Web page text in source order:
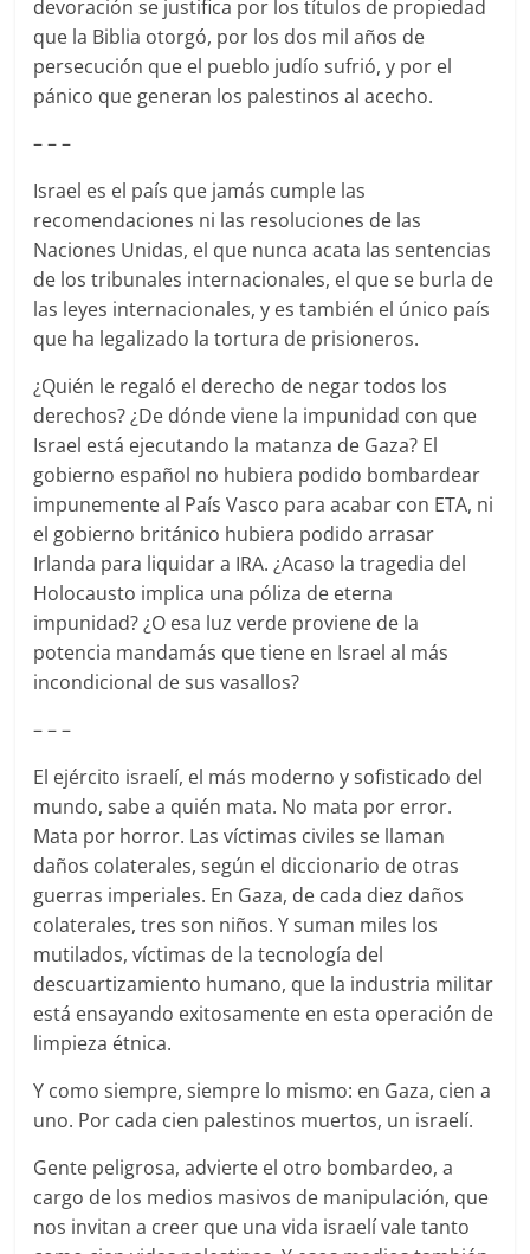
devoración se justifica por los títulos de propiedad
que la Biblia otorgó, por los dos mil años de
persecución que el pueblo judío sufrió, y por el
pánico que generan los palestinos al acecho.
– – –
Israel es el país que jamás cumple las
recomendaciones ni las resoluciones de las
Naciones Unidas, el que nunca acata las sentencias
de los tribunales internacionales, el que se burla de
las leyes internacionales, y es también el único país
que ha legalizado la tortura de prisioneros.
¿Quién le regaló el derecho de negar todos los
derechos? ¿De dónde viene la impunidad con que
Israel está ejecutando la matanza de Gaza? El
gobierno español no hubiera podido bombardear
impunemente al País Vasco para acabar con ETA, ni
el gobierno británico hubiera podido arrasar
Irlanda para liquidar a IRA. ¿Acaso la tragedia del
Holocausto implica una póliza de eterna
impunidad? ¿O esa luz verde proviene de la
potencia mandamás que tiene en Israel al más
incondicional de sus vasallos?
– – –
El ejército israelí, el más moderno y sofisticado del
mundo, sabe a quién mata. No mata por error.
Mata por horror. Las víctimas civiles se llaman
daños colaterales, según el diccionario de otras
guerras imperiales. En Gaza, de cada diez daños
colaterales, tres son niños. Y suman miles los
mutilados, víctimas de la tecnología del
descuartizamiento humano, que la industria militar
está ensayando exitosamente en esta operación de
limpieza étnica.
Y como siempre, siempre lo mismo: en Gaza, cien a
uno. Por cada cien palestinos muertos, un israelí.
Gente peligrosa, advierte el otro bombardeo, a
cargo de los medios masivos de manipulación, que
nos invitan a creer que una vida israelí vale tanto